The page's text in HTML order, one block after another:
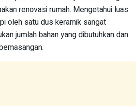
renovasi rumah. Mengetahui luas
oleh satu dus keramik sangat
jumlah bahan yang dibutuhkan dan